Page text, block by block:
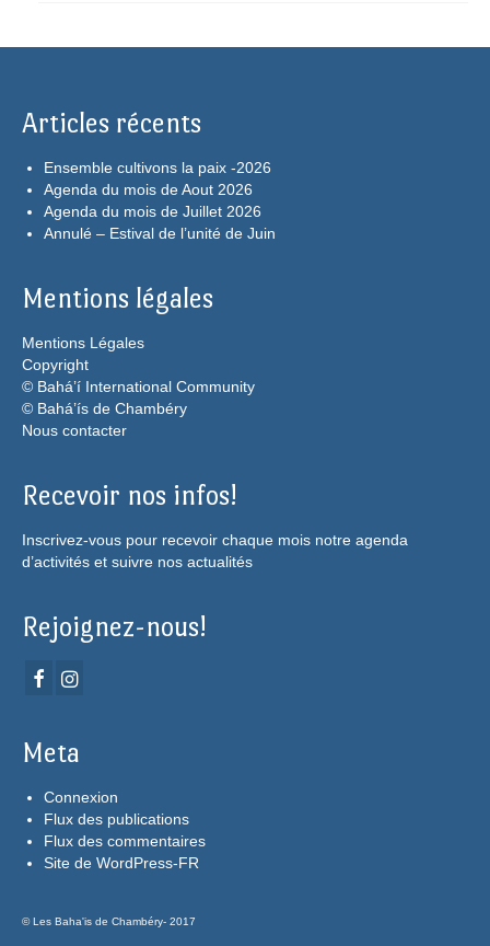
Articles récents
Ensemble cultivons la paix -2026
Agenda du mois de Aout 2026
Agenda du mois de Juillet 2026
Annulé – Estival de l’unité de Juin
Mentions légales
Mentions Légales
Copyright
© Bahá’í International Community
© Bahá’ís de Chambéry
Nous contacter
Recevoir nos infos!
Inscrivez-vous pour recevoir chaque mois notre agenda
d’activités et suivre nos actualités
Rejoignez-nous!
Meta
Connexion
Flux des publications
Flux des commentaires
Site de WordPress-FR
© Les Baha'is de Chambéry- 2017